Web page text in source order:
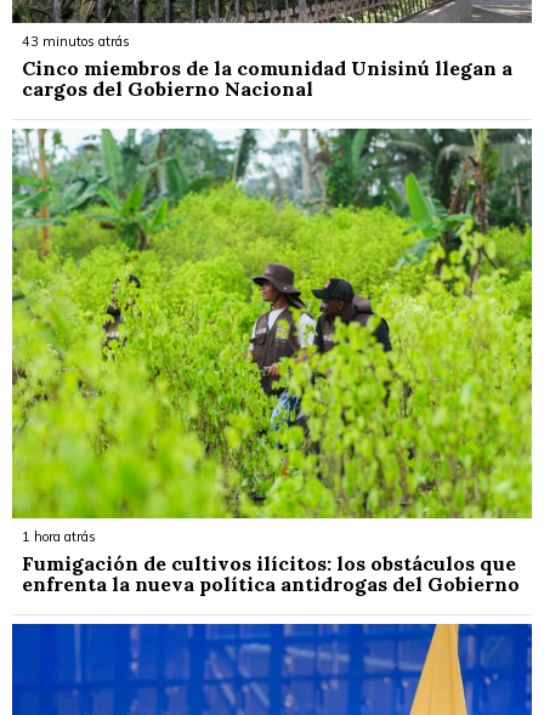
43 minutos atrás
Cinco miembros de la comunidad Unisinú llegan a
cargos del Gobierno Nacional
1 hora atrás
Fumigación de cultivos ilícitos: los obstáculos que
enfrenta la nueva política antidrogas del Gobierno